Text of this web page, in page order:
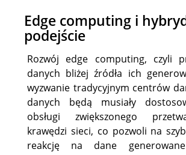
Edge computing i
podejście
Rozwój edge computing, czyli
danych bliżej źródła ich
wyzwanie tradycyjnym centrów
danych będą musiały
obsługi zwiększonego
krawędzi sieci, co pozwoli na
reakcję na dane